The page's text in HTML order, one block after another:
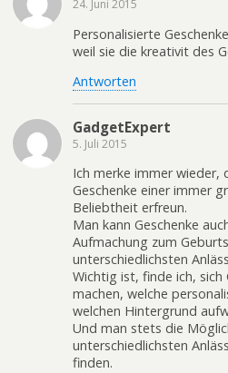
24. Juni 2015
Personalisierte
weil sie die kreativit des
Antworten
GadgetExpert
5. Juli 2015
Ich merke immer wieder,
Geschenke einer immer
Beliebtheit erfreun.
Man kann Geschenke
Aufmachung zum
unterschiedlichsten
Wichtig ist, finde ich, sich
machen, welche
welchen Hintergrund
Und man stets die
unterschiedlichsten
finden.